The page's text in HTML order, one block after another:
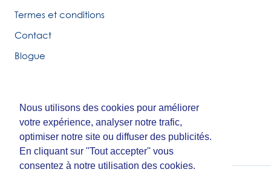
Nous utilisons des cookies pour améliorer
votre expérience, analyser notre trafic,
optimiser notre site ou diffuser des publicités.
En cliquant sur ''Tout accepter'' vous
consentez à notre utilisation des cookies.
Nous utilisons des cookies pour améliorer
votre expérience, analyser notre trafic,
optimiser notre site ou diffuser des publicités.
En cliquant sur ''Tout accepter'' vous
consentez à notre utilisation des cookies.
Termes et conditions
Contact
Blogue
© Tirigolo et Cie.
Fait parThird Party Studio